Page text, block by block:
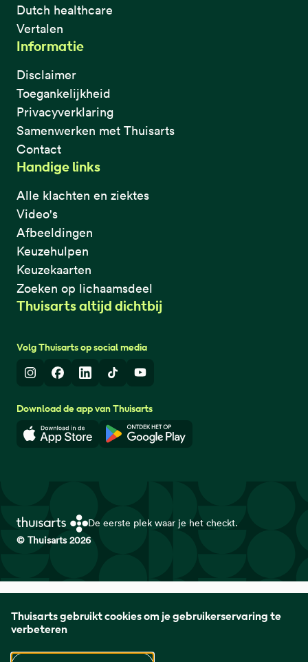
Thuisarts gebruikt cookies om je gebruikerservaring te
verbeteren
Dutch healthcare
Vertalen
Informatie
Disclaimer
Toegankelijkheid
Privacyverklaring
Samenwerken met Thuisarts
Contact
Handige links
Alle klachten en ziektes
Video's
Afbeeldingen
Keuzehulpen
Keuzekaarten
Zoeken op lichaamsdeel
Thuisarts altijd dichtbij
Volg Thuisarts op social media
InstagramFacebook
LinkedInTikTokYoutube
Download de app van Thuisarts
Download in de App StoreDownload in de Google Play
De eerste plek waar je het checkt.
© Thuisarts 2026
Huisartsen Genootschap met de Federatie Medisch
Specialisten en Patiëntenfederatie Nederland.